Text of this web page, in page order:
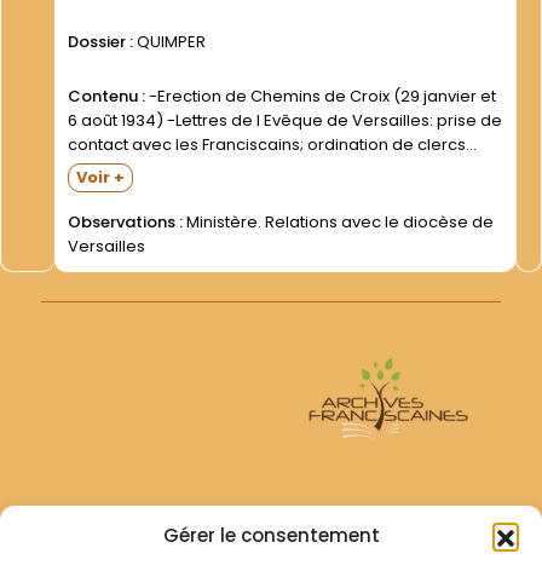
Gérer le consentement
Dossier :QUIMPER
Contenu :-Erection de Chemins de Croix (29 janvier et
6 août 1934) -Lettres de l Evêque de Versailles: prise de
contact avec les Franciscains; ordination de clercs
étudiants; concession de pouvoirs (1934- 1938- 1940-
1948) -Dossier de l Evêché relatif aux...
Voir +
Observations :Ministère. Relations avec le diocèse de
Versailles
Archives Franciscaines